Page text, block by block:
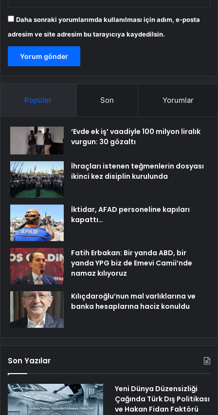
Daha sonraki yorumlarımda kullanılması için adım, e-posta
adresim ve site adresim bu tarayıcıya kaydedilsin.
Popüler Son Yorumlar
‘Evde ek iş’ vaadiyle 100 milyon liralık
vurgun: 30 gözaltı
İhraçları istenen teğmenlerin dosyası
ikinci kez disiplin kurulunda
İktidar, AFAD personeline kapıları
kapattı…
Fatih Erbakan: Bir yanda ABD, bir
yanda YPG biz de Emevi Camii’nde
namaz kılıyoruz
Kılıçdaroğlu’nun mal varlıklarına ve
banka hesaplarına haciz konuldu
Son Yazılar
Yeni Dünya Düzensizliği
Çağında Türk Dış Politikası
ve Hakan Fidan Faktörü